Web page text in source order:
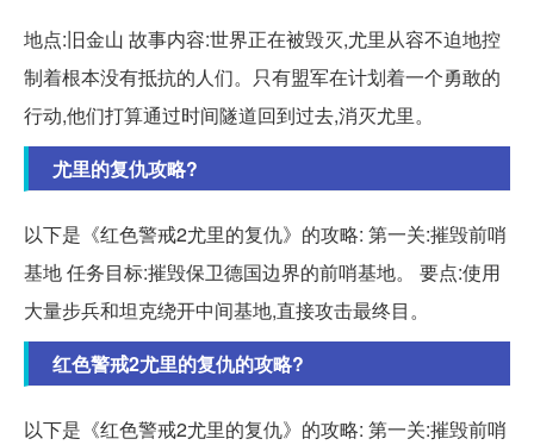
地点:旧金山 故事内容:世界正在被毁灭,尤里从容不迫地控
制着根本没有抵抗的人们。只有盟军在计划着一个勇敢的
行动,他们打算通过时间隧道回到过去,消灭尤里。
尤里的复仇攻略?
以下是《红色警戒2尤里的复仇》的攻略: 第一关:摧毁前哨
基地 任务目标:摧毁保卫德国边界的前哨基地。 要点:使用
大量步兵和坦克绕开中间基地,直接攻击最终目。
红色警戒2尤里的复仇的攻略?
以下是《红色警戒2尤里的复仇》的攻略: 第一关:摧毁前哨